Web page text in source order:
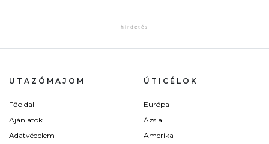
UTAZÓMAJOM
Főoldal
Ajánlatok
Adatvédelem
ÚTICÉLOK
Európa
Ázsia
Amerika